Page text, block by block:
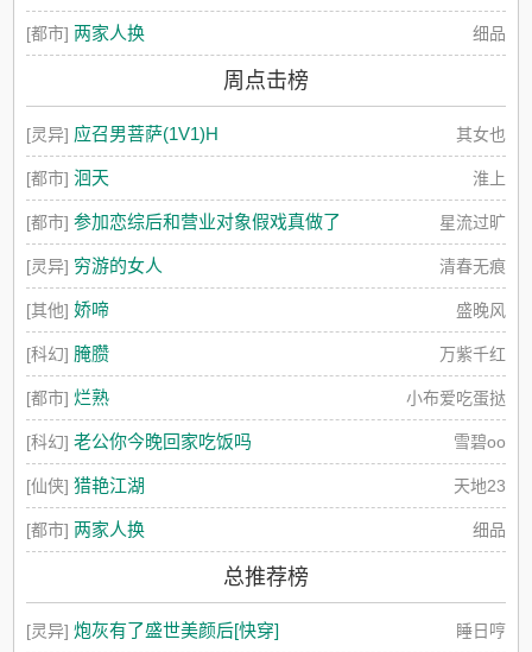
[都市] 两家人换 细品
周点击榜
[灵异] 应召男菩萨(1V1)H 其女也
[都市]洄天 淮上
[都市]参加恋综后和营业对象假戏真做了 星流过旷
[灵异] 穷游的女人 清春无痕
[其他]娇啼 盛晚风
[科幻] 腌臜 万紫千红
[都市]烂熟 小布爱吃蛋挞
[科幻]老公你今晚回家吃饭吗 雪碧oo
[仙侠]猎艳江湖 天地23
[都市] 两家人换 细品
总推荐榜
[灵异]炮灰有了盛世美颜后[快穿] 睡日哼